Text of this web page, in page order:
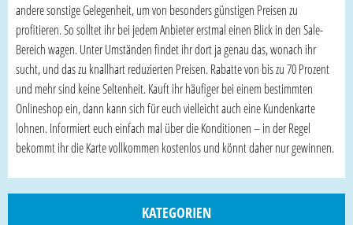
andere sonstige Gelegenheit, um von besonders günstigen Preisen zu
profitieren. So solltet ihr bei jedem Anbieter erstmal einen Blick in den Sale-
Bereich wagen. Unter Umständen findet ihr dort ja genau das, wonach ihr
sucht, und das zu knallhart reduzierten Preisen. Rabatte von bis zu 70 Prozent
und mehr sind keine Seltenheit. Kauft ihr häufiger bei einem bestimmten
Onlineshop ein, dann kann sich für euch vielleicht auch eine Kundenkarte
lohnen. Informiert euch einfach mal über die Konditionen – in der Regel
bekommt ihr die Karte vollkommen kostenlos und könnt daher nur gewinnen.
KATEGORIEN